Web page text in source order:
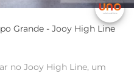
Grande - Jooy High Line
no Jooy High Line, um